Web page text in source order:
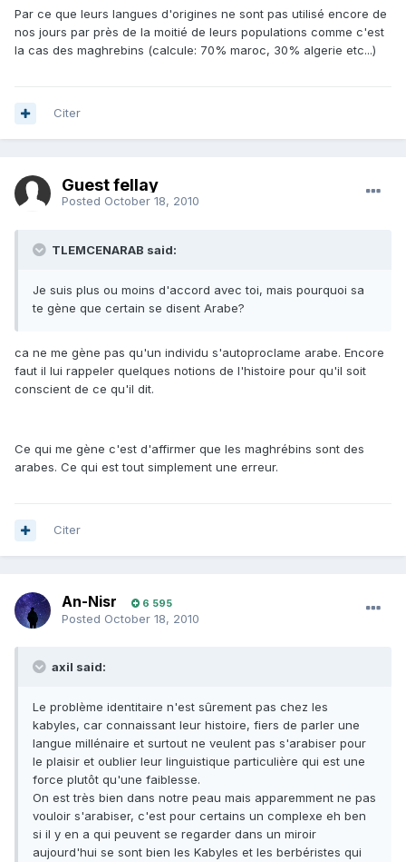
Par ce que leurs langues d'origines ne sont pas utilisé encore de
nos jours par près de la moitié de leurs populations comme c'est
la cas des maghrebins (calcule: 70% maroc, 30% algerie etc...)
Citer
Guest fellay
Posted October 18, 2010
TLEMCENARAB said:
Je suis plus ou moins d'accord avec toi, mais pourquoi sa
te gène que certain se disent Arabe?
ca ne me gène pas qu'un individu s'autoproclame arabe. Encore
faut il lui rappeler quelques notions de l'histoire pour qu'il soit
conscient de ce qu'il dit.
Ce qui me gène c'est d'affirmer que les maghrébins sont des
arabes. Ce qui est tout simplement une erreur.
Citer
An-Nisr 6 595
Posted October 18, 2010
axil said:
Le problème identitaire n'est sûrement pas chez les
kabyles, car connaissant leur histoire, fiers de parler une
langue millénaire et surtout ne veulent pas s'arabiser pour
le plaisir et oublier leur linguistique particulière qui est une
force plutôt qu'une faiblesse.
On est très bien dans notre peau mais apparemment ne pas
vouloir s'arabiser, c'est pour certains un complexe eh ben
si il y en a qui peuvent se regarder dans un miroir
aujourd'hui se sont bien les Kabyles et les berbéristes qui